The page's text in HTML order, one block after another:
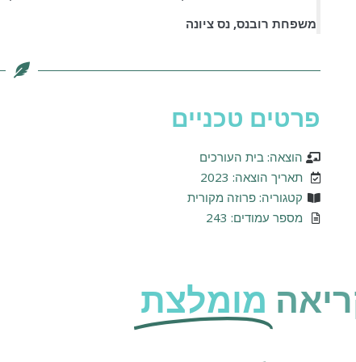
משפחת רובנס, נס ציונה
פרטים טכניים
הוצאה: בית העורכים
תאריך הוצאה: 2023
קטגוריה: פרוזה מקורית
מספר עמודים: 243
מומלצת